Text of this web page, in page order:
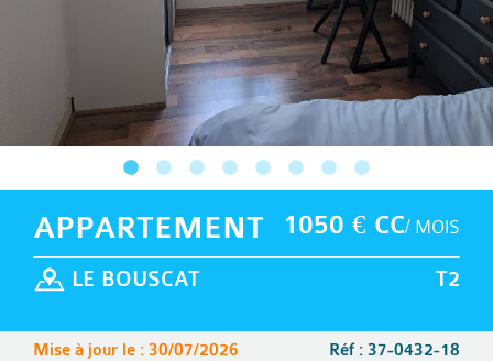
1050 € CC/ MOIS
APPARTEMENT
T2
LE BOUSCAT
Réf : 37-0432-18
Mise à jour le : 30/07/2026